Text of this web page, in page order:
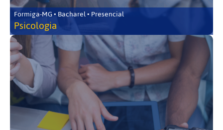
Formiga-MG • Bacharel • Presencial
Psicologia